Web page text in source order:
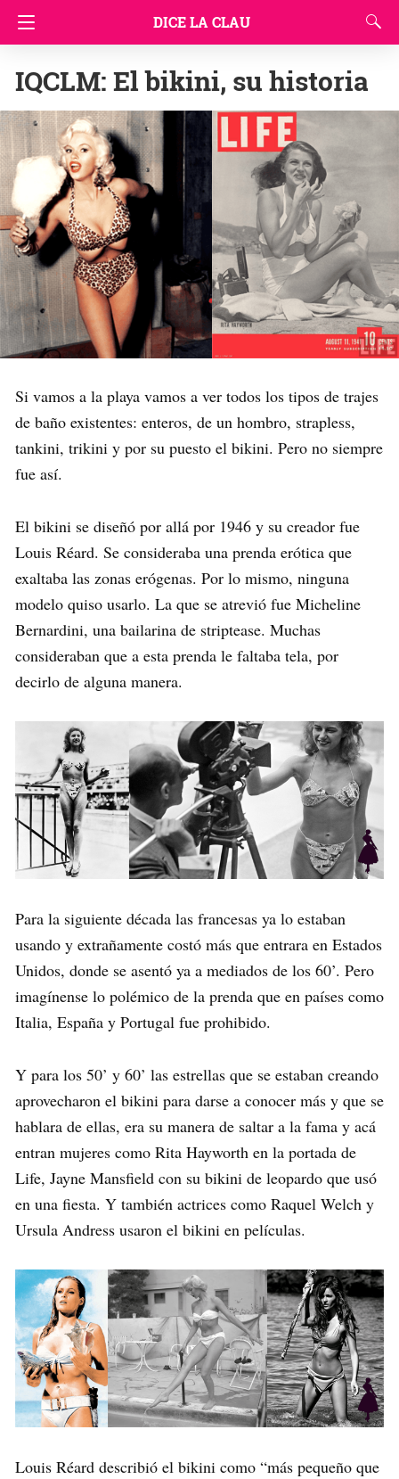
DICE LA CLAU
IQCLM: El bikini, su historia
Si vamos a la playa vamos a ver todos los tipos de trajes
de baño existentes: enteros, de un hombro, strapless,
tankini, trikini y por su puesto el bikini. Pero no siempre
fue así.
El bikini se diseñó por allá por 1946 y su creador fue
Louis Réard. Se consideraba una prenda erótica que
exaltaba las zonas erógenas. Por lo mismo, ninguna
modelo quiso usarlo. La que se atrevió fue Micheline
Bernardini, una bailarina de striptease. Muchas
consideraban que a esta prenda le faltaba tela, por
decirlo de alguna manera.
Para la siguiente década las francesas ya lo estaban
usando y extrañamente costó más que entrara en Estados
Unidos, donde se asentó ya a mediados de los 60’. Pero
imagínense lo polémico de la prenda que en países como
Italia, España y Portugal fue prohibido.
Y para los 50’ y 60’ las estrellas que se estaban creando
aprovecharon el bikini para darse a conocer más y que se
hablara de ellas, era su manera de saltar a la fama y acá
entran mujeres como Rita Hayworth en la portada de
Life, Jayne Mansfield con su bikini de leopardo que usó
en una fiesta. Y también actrices como Raquel Welch y
Ursula Andress usaron el bikini en películas.
Louis Réard describió el bikini como “más pequeño que